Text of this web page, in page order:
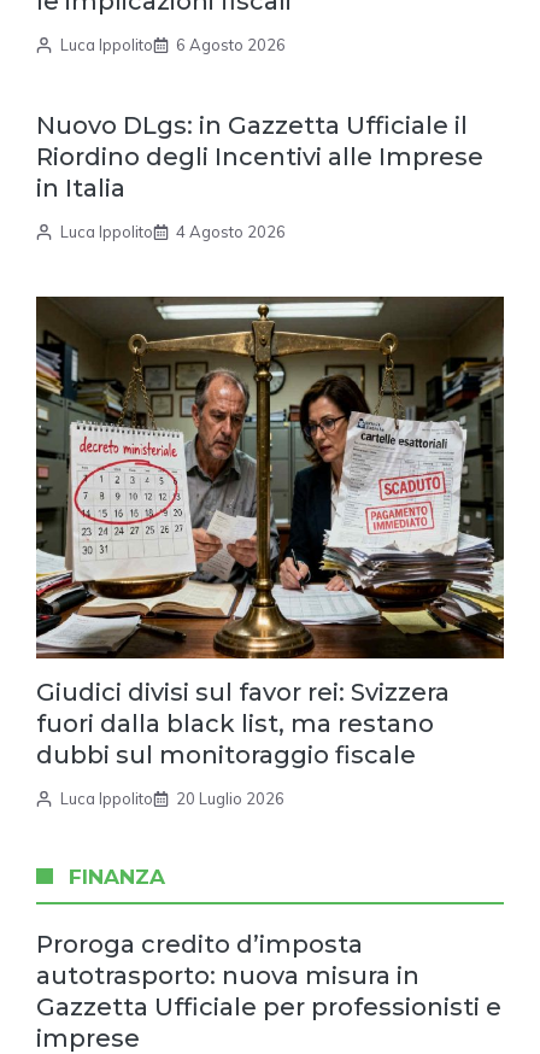
Luca Ippolito 6 Agosto 2026
Nuovo DLgs: in Gazzetta Ufficiale il
Riordino degli Incentivi alle Imprese
in Italia
Luca Ippolito 4 Agosto 2026
Giudici divisi sul favor rei: Svizzera
fuori dalla black list, ma restano
dubbi sul monitoraggio fiscale
Luca Ippolito 20 Luglio 2026
FINANZA
Proroga credito d’imposta
autotrasporto: nuova misura in
Gazzetta Ufficiale per professionisti e
imprese